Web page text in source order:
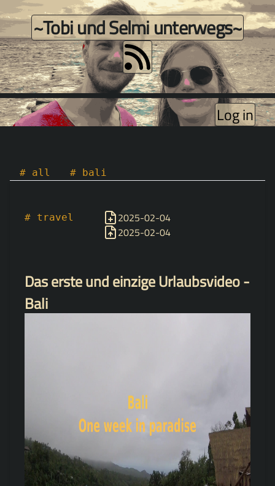
~Tobi und Selmi unterwegs~
Log in
# all # bali
# travel
2025-02-04
2025-02-04
Das erste und einzige Urlaubsvideo -
Bali